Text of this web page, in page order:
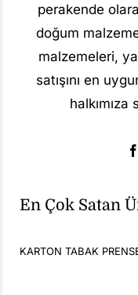
perakende
doğum
malzemeleri,
satışını en
halkımıza
En Çok Satan
KARTON TABAK